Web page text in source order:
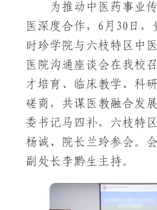
为推动中医药事业
医深度合作，6月30日
时珍学院与六枝特区中
医院沟通座谈会在我校
才培育、临床教学、科
磋商，共谋医教融合发
委书记马四补，六枝特
杨诚、院长兰玲参会。
副处长李黔生主持。